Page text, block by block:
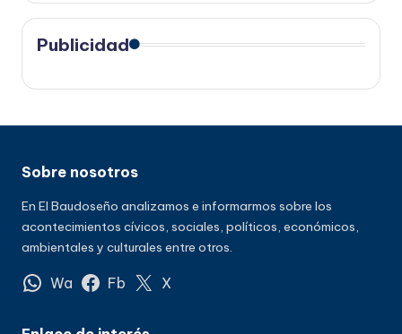
Publicidad
Sobre nosotros
En El Baudoseño analizamos e informarmos sobre los
acontecimientos cívicos, sociales, políticos, económicos,
ambientales y culturales entre otros.
Wa Fb X